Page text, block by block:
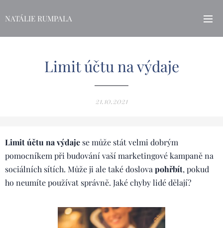
NATÁLIE RUMPALA
Limit účtu na výdaje
21.10.2021
Limit účtu na výdaje se může stát velmi dobrým
pomocníkem při budování vaší marketingové kampaně na
sociálních sítích. Může ji ale také doslova pohřbít, pokud
ho neumíte používat správně. Jaké chyby lidé dělají?